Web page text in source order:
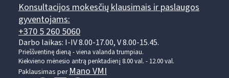
Konsultacijos mokesčių klausimais ir paslaugos
gyventojams:
+370 5 260 5060
Darbo laikas: I-IV 8.00-17.00, V 8.00-15.45.
Prieššventinę dieną - viena valanda trumpiau.
Kiekvieno mėnesio antrą penktadienį 8.00 val. - 12.00 val.
Paklausimas per Mano VMI